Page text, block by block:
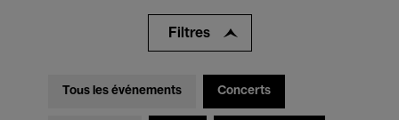
Filtres
Tous les événements Concerts